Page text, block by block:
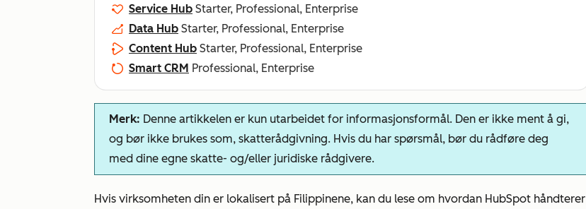
Service Hub Starter, Professional, Enterprise
Data Hub Starter, Professional, Enterprise
Content Hub Starter, Professional, Enterprise
Smart CRM Professional, Enterprise
Merk: Denne artikkelen er kun utarbeidet for informasjonsformål. Den er ikke ment å gi,
og bør ikke brukes som, skatterådgivning. Hvis du har spørsmål, bør du rådføre deg
med dine egne skatte- og/eller juridiske rådgivere.
Hvis virksomheten din er lokalisert på Filippinene, kan du lese om hvordan HubSpot håndterer